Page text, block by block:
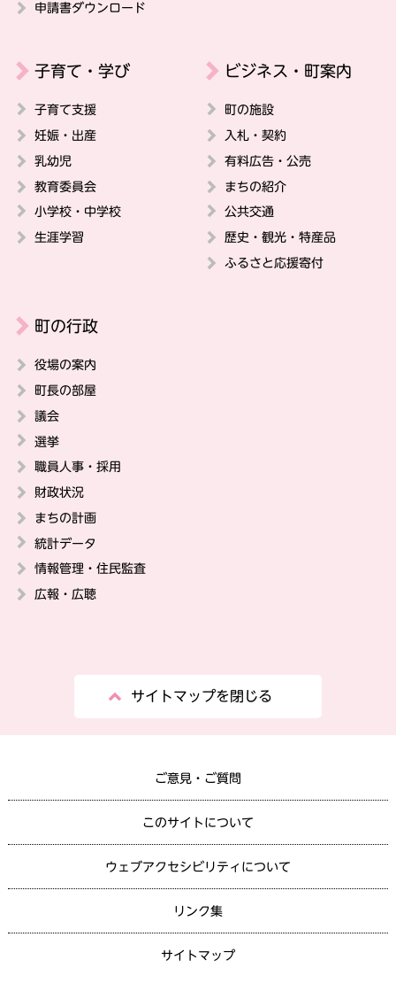
申請書ダウンロード
子育て・学び
子育て支援
妊娠・出産
乳幼児
教育委員会
小学校・中学校
生涯学習
ビジネス・町案内
町の施設
入札・契約
有料広告・公売
まちの紹介
公共交通
歴史・観光・特産品
ふるさと応援寄付
町の行政
役場の案内
町長の部屋
議会
選挙
職員人事・採用
財政状況
まちの計画
統計データ
情報管理・住民監査
広報・広聴
サイトマップを閉じる
ご意見・ご質問
このサイトについて
ウェブアクセシビリティについて
リンク集
サイトマップ